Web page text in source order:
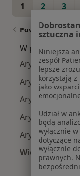
1 2 3
Powiązane
W pobliżu
Arytmia w
Arytmia w
Arytmia w
Arytmia w
Arytmia w
Więcej (14)
Więcej w
sztuczna
Niniejsza
zespół
lepsze
korzystają
jako
Udział w
będą
wyłącznie
dotyczące
wyłącznie
prawnych.